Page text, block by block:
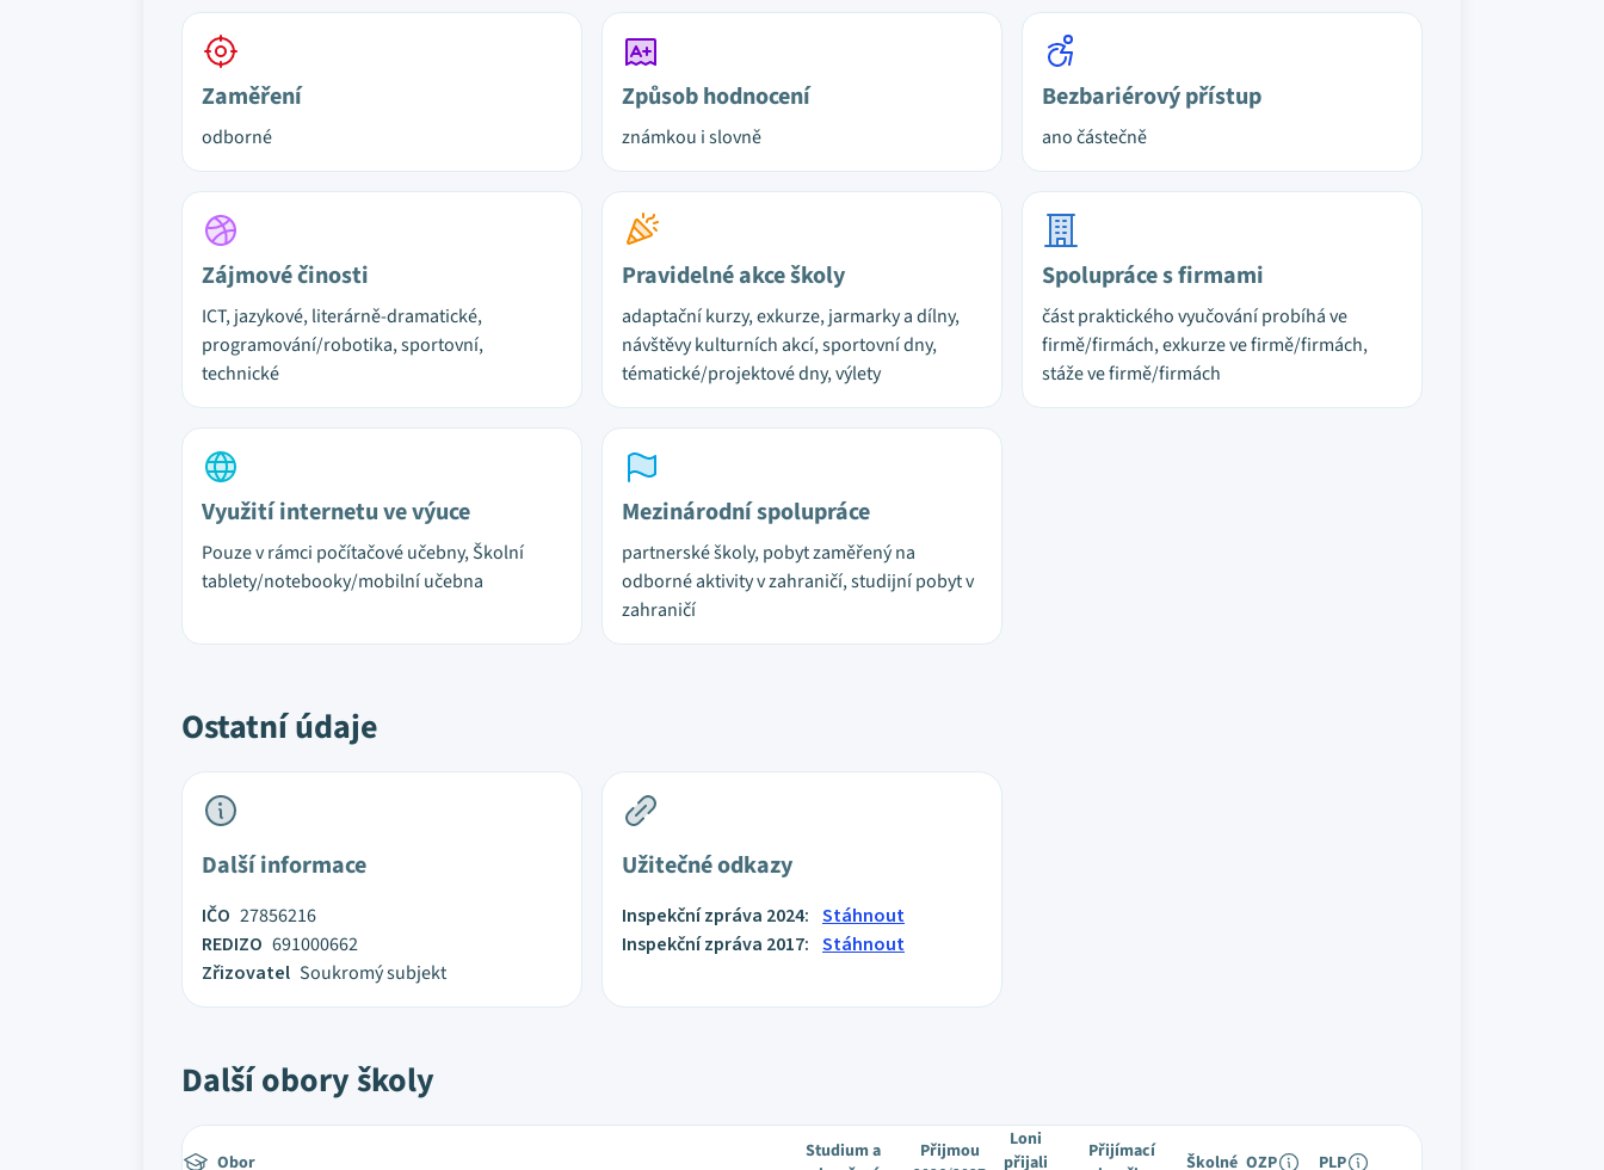
Zaměření
odborné
Způsob hodnocení
známkou i slovně
Bezbariérový přístup
ano částečně
Zájmové činosti
ICT, jazykové, literárně-dramatické,
programování/robotika, sportovní,
technické
Pravidelné akce školy
adaptační kurzy, exkurze, jarmarky a dílny,
návštěvy kulturních akcí, sportovní dny,
tématické/projektové dny, výlety
Spolupráce s firmami
část praktického vyučování probíhá ve
firmě/firmách, exkurze ve firmě/firmách,
stáže ve firmě/firmách
Využití internetu ve výuce
Pouze v rámci počítačové učebny, Školní
tablety/notebooky/mobilní učebna
Mezinárodní spolupráce
partnerské školy, pobyt zaměřený na
odborné aktivity v zahraničí, studijní pobyt v
zahraničí
Ostatní údaje
Další informace
IČO 27856216
REDIZO 691000662
Zřizovatel Soukromý subjekt
Užitečné odkazy
Inspekční zpráva 2024: Stáhnout
Inspekční zpráva 2017: Stáhnout
Další obory školy
Obor
Studium a
Přijmou
Loni
přijali
Přijímací
Školné OZP PLP